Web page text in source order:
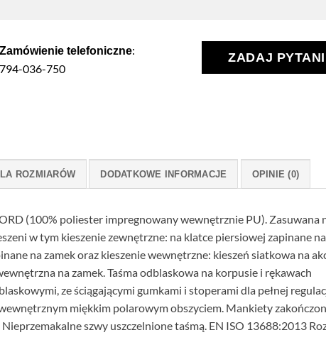
Zamówienie telefoniczne:
794-036-750
ZADAJ
ROZMIARÓW DODATKOWE INFORMACJE OPINIE (0)
(100% poliester impregnowany wewnętrznie PU). Zasuwana
w tym kieszenie zewnętrzne: na klatce piersiowej zapinane
na zamek oraz kieszenie wewnętrzne: kieszeń siatkowa na
na zamek. Taśma odblaskowa na korpusie i rękawach
ze ściągającymi gumkami i stoperami dla pełnej
miękkim polarowym obszyciem. Mankiety
szwy uszczelnione taśmą. EN ISO 13688:2013